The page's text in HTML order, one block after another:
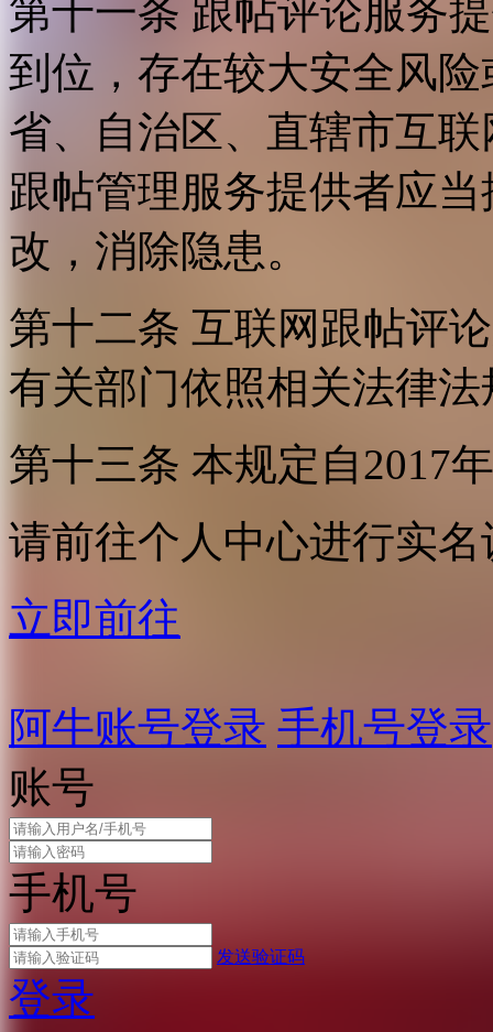
第十一条 跟帖评论服务
到位，存在较大安全风
省、自治区、直辖市互
跟帖管理服务提供者应
改，消除隐患。
第十二条 互联网跟帖评
有关部门依照相关法律
第十三条 本规定自2017
请前往个人中心进行实名
立即前往
阿牛账号登录 手机号登录
账号
手机号
发送验证码
登录